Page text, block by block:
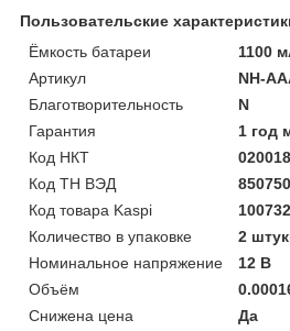
Пользовательские
Ёмкость батареи
1100
Артикул
NH-
Благотворительность
N
Гарантия
1 год
Код НКТ
Код ТН ВЭД
Код товара Kaspi
Количество в упаковке
2
Номинальное напряжение
12 В
Объём
Снижена цена
Да